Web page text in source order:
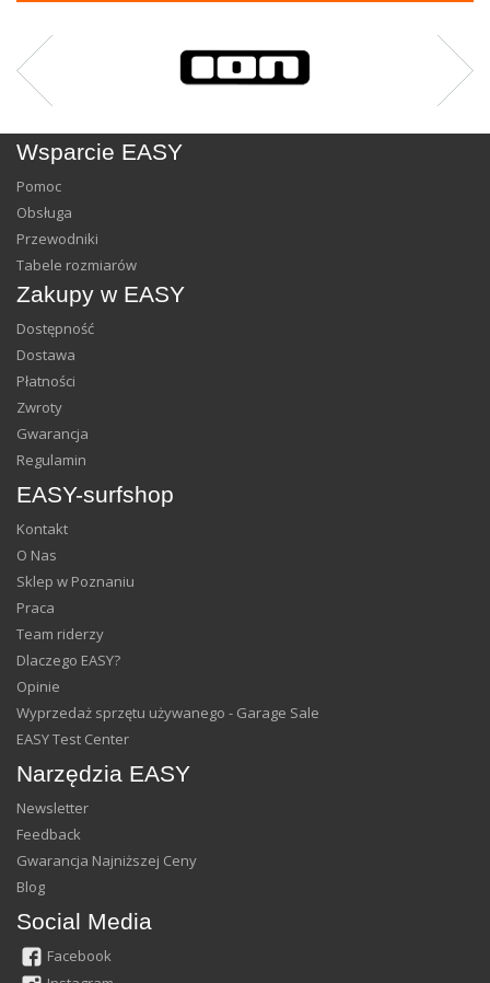
Wsparcie EASY
Pomoc
Obsługa
Przewodniki
Tabele rozmiarów
Zakupy w EASY
Dostępność
Dostawa
Płatności
Zwroty
Gwarancja
Regulamin
EASY-surfshop
Kontakt
O Nas
Sklep w Poznaniu
Praca
Team riderzy
Dlaczego EASY?
Opinie
Wyprzedaż sprzętu używanego - Garage Sale
EASY Test Center
Narzędzia EASY
Newsletter
Feedback
Gwarancja Najniższej Ceny
Blog
Social Media
Facebook